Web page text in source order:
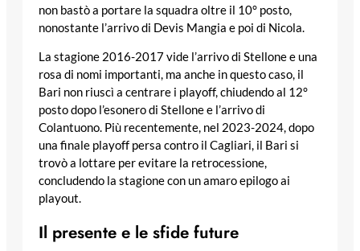
non bastò a portare la squadra oltre il 10° posto,
nonostante l’arrivo di Devis Mangia e poi di Nicola.
La stagione 2016-2017 vide l’arrivo di Stellone e una
rosa di nomi importanti, ma anche in questo caso, il
Bari non riuscì a centrare i playoff, chiudendo al 12°
posto dopo l’esonero di Stellone e l’arrivo di
Colantuono. Più recentemente, nel 2023-2024, dopo
una finale playoff persa contro il Cagliari, il Bari si
trovò a lottare per evitare la retrocessione,
concludendo la stagione con un amaro epilogo ai
playout.
Il presente e le sfide future